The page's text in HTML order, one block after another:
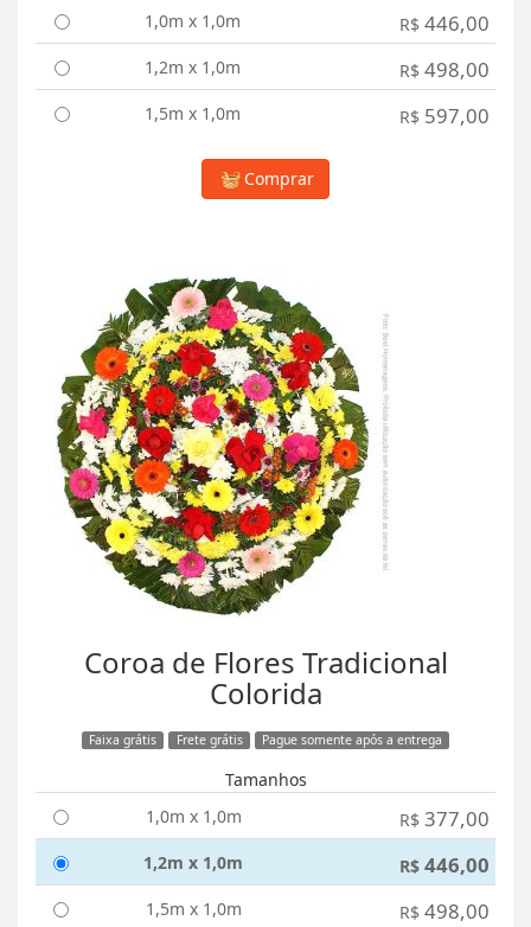
1,0m x 1,0m
R$ 446,00
1,2m x 1,0m R$ 498,00
1,5m x 1,0m R$ 597,00
Comprar
Coroa de Flores Tradicional
Colorida
Faixa grátis Frete grátis Pague somente após a entrega
Tamanhos
1,0m x 1,0m
R$ 377,00
1,2m x 1,0m R$ 446,00
1,5m x 1,0m R$ 498,00